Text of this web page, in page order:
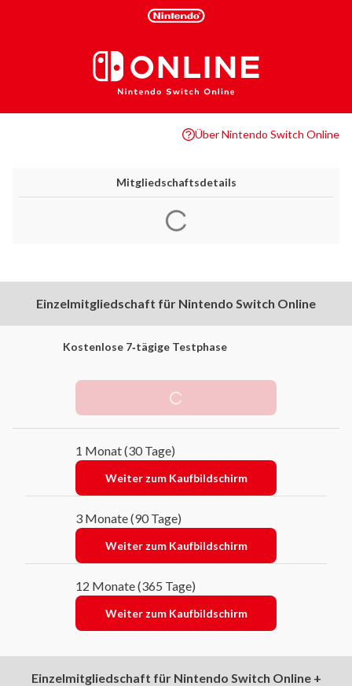
Über Nintendo Switch Online
Mitgliedschaftsdetails
Einzelmitgliedschaft für Nintendo Switch Online
Kostenlose 7‑tägige Testphase
Kostenlose Testphase
1 Monat (30 Tage)
Weiter zum Kaufbildschirm
3 Monate (90 Tage)
Weiter zum Kaufbildschirm
12 Monate (365 Tage)
Weiter zum Kaufbildschirm
Einzelmitgliedschaft für Nintendo Switch Online +